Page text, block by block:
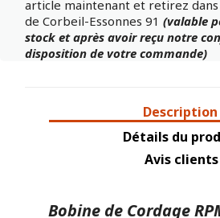
article maintenant et retirez
de Corbeil-Essonnes 91 (valable
stock et après avoir reçu notre
disposition de votre commande)
Description
Détails du
Avis clients
Bobine de Cordage